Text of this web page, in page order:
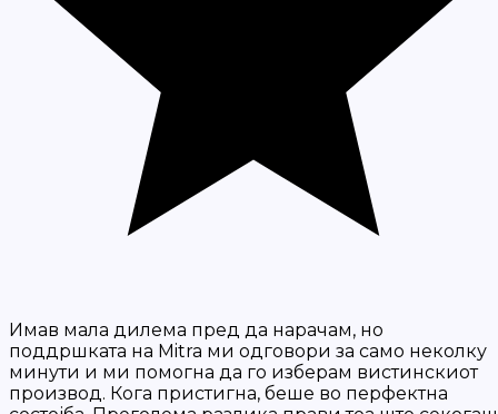
Имав мала дилема пред да нарачам, но
поддршката на Mitra ми одговори за само неколку
минути и ми помогна да го изберам вистинскиот
производ. Кога пристигна, беше во перфектна